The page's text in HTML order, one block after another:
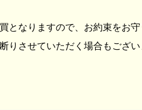
となりますので、お約束をお
りさせていただく場合もござい